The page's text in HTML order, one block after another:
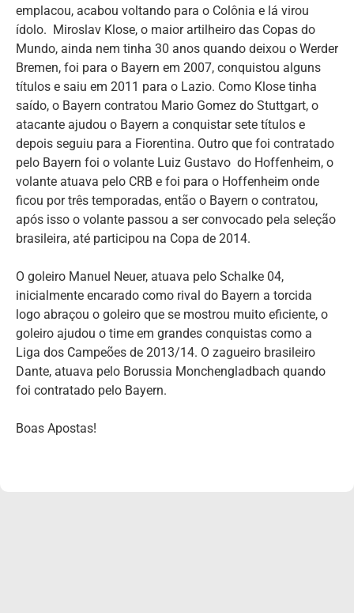
emplacou, acabou voltando para o Colônia e lá virou
ídolo. Miroslav Klose, o maior artilheiro das Copas do
Mundo, ainda nem tinha 30 anos quando deixou o Werder
Bremen, foi para o Bayern em 2007, conquistou alguns
títulos e saiu em 2011 para o Lazio. Como Klose tinha
saído, o Bayern contratou Mario Gomez do Stuttgart, o
atacante ajudou o Bayern a conquistar sete títulos e
depois seguiu para a Fiorentina. Outro que foi contratado
pelo Bayern foi o volante Luiz Gustavo do Hoffenheim, o
volante atuava pelo CRB e foi para o Hoffenheim onde
ficou por três temporadas, então o Bayern o contratou,
após isso o volante passou a ser convocado pela seleção
brasileira, até participou na Copa de 2014.
O goleiro Manuel Neuer, atuava pelo Schalke 04,
inicialmente encarado como rival do Bayern a torcida
logo abraçou o goleiro que se mostrou muito eficiente, o
goleiro ajudou o time em grandes conquistas como a
Liga dos Campeões de 2013/14. O zagueiro brasileiro
Dante, atuava pelo Borussia Monchengladbach quando
foi contratado pelo Bayern.
Boas Apostas!